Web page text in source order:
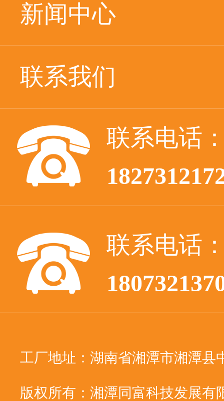
新闻中心
联系我们
联系电话
联系电话
工厂地址：湖南省湘潭市湘潭县
版权所有：湘潭同富科技发展有